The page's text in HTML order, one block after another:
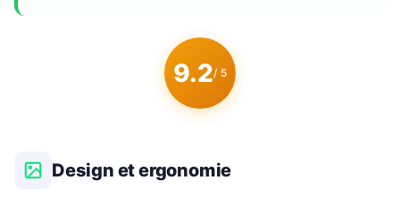
9.2/ 5
Design et ergonomie